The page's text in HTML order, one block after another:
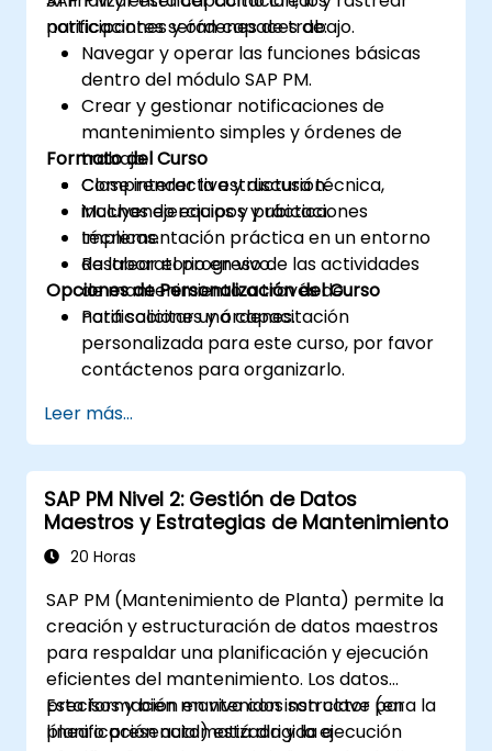
notificaciones y órdenes de trabajo.
participantes serán capaces de:
Navegar y operar las funciones básicas
dentro del módulo SAP PM.
Crear y gestionar notificaciones de
mantenimiento simples y órdenes de
trabajo.
Comprender la estructura técnica,
incluyendo equipos y ubicaciones
técnicas.
Rastrear el progreso de las actividades
de mantenimiento a través de
notificaciones y órdenes.
Formato del Curso
Clase interactiva y discusión.
Muchas ejercicios y práctica.
Implementación práctica en un entorno
de laboratorio en vivo.
Opciones de Personalización del Curso
Para solicitar una capacitación
personalizada para este curso, por favor
contáctenos para organizarlo.
Leer más...
SAP PM Nivel 2: Gestión de Datos
Maestros y Estrategias de Mantenimiento
20 Horas
SAP PM (Mantenimiento de Planta) permite la
creación y estructuración de datos maestros
para respaldar una planificación y ejecución
eficientes del mantenimiento. Los datos
precisos y bien mantenidos son clave para la
planificación automatizada y la ejecución
Esta formación en vivo con instructor (en
línea o presencial) está dirigida a